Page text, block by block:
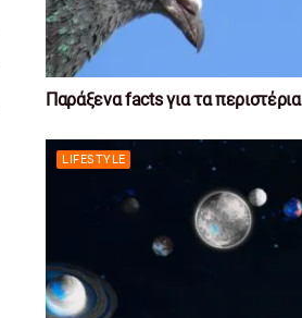
Παράξενα facts για τα περιστέρια
LIFESTYLE